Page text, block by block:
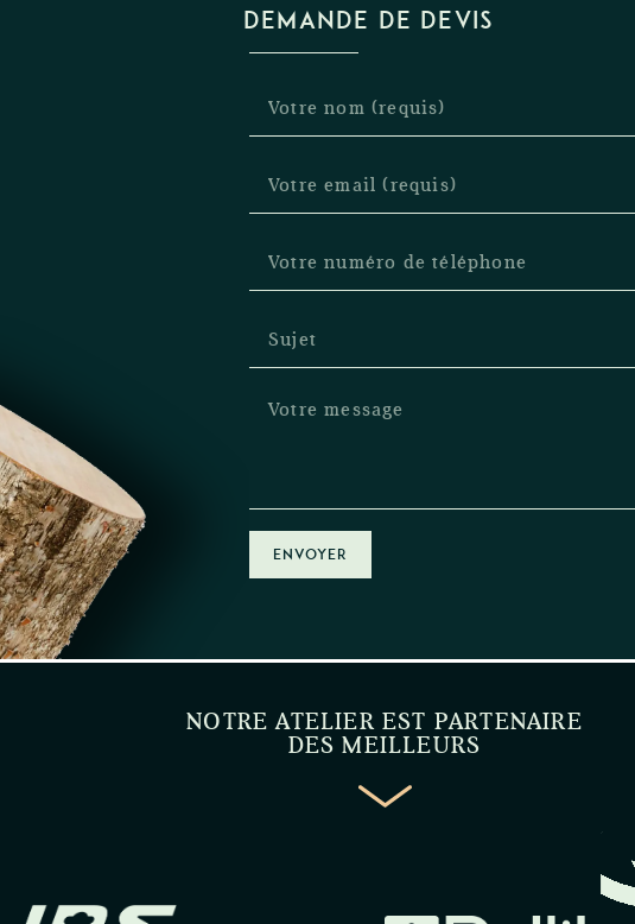
DEMANDE DE DEVIS
ENVOYER
NOTRE ATELIER EST PARTENAIRE
DES MEILLEURS